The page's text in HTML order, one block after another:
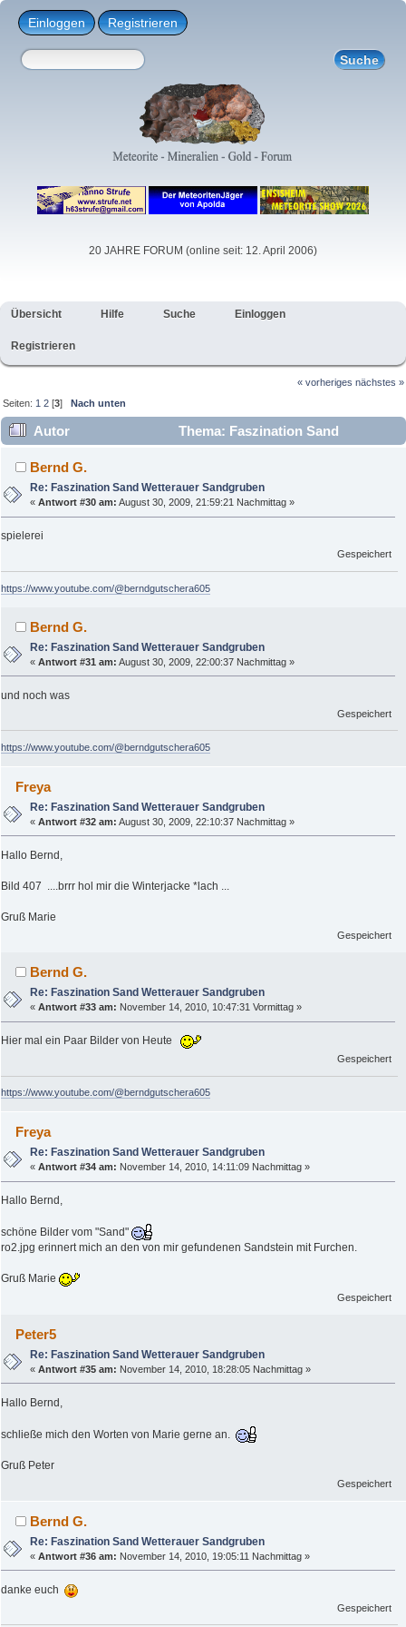
Einloggen Registrieren
20 JAHRE FORUM (online seit: 12. April 2006)
Übersicht Hilfe Suche Einloggen
Registrieren
« vorheriges nächstes »
Seiten: 1 2 [3]Nach unten
Autor
Thema: Faszination Sand
Wetterauer Sandgruben (Gelesen 15730 mal)
Bernd G.
Re: Faszination Sand Wetterauer Sandgruben
«Antwort #30 am: August 30, 2009, 21:59:21 Nachmittag »
spielerei
Gespeichert
https://www.youtube.com/@berndgutschera605
Bernd G.
Re: Faszination Sand Wetterauer Sandgruben
«Antwort #31 am: August 30, 2009, 22:00:37 Nachmittag »
und noch was
Gespeichert
https://www.youtube.com/@berndgutschera605
Freya
Re: Faszination Sand Wetterauer Sandgruben
«Antwort #32 am: August 30, 2009, 22:10:37 Nachmittag »
Hallo Bernd,
Bild 407 ....brrr hol mir die Winterjacke *lach ...
Gruß Marie
Gespeichert
Bernd G.
Re: Faszination Sand Wetterauer Sandgruben
«Antwort #33 am: November 14, 2010, 10:47:31 Vormittag »
Hier mal ein Paar Bilder von Heute
Gespeichert
https://www.youtube.com/@berndgutschera605
Freya
Re: Faszination Sand Wetterauer Sandgruben
«Antwort #34 am: November 14, 2010, 14:11:09 Nachmittag »
Hallo Bernd,
schöne Bilder vom "Sand"
ro2.jpg erinnert mich an den von mir gefundenen Sandstein mit Furchen.
Gruß Marie
Gespeichert
Peter5
Re: Faszination Sand Wetterauer Sandgruben
«Antwort #35 am: November 14, 2010, 18:28:05 Nachmittag »
Hallo Bernd,
schließe mich den Worten von Marie gerne an.
Gruß Peter
Gespeichert
Bernd G.
Re: Faszination Sand Wetterauer Sandgruben
«Antwort #36 am: November 14, 2010, 19:05:11 Nachmittag »
danke euch
Gespeichert